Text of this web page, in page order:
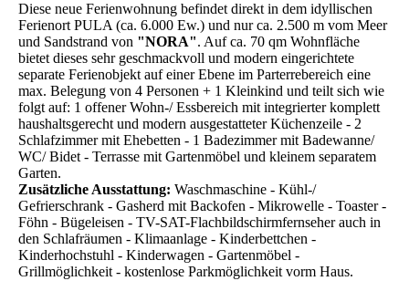
Diese neue Ferienwohnung befindet direkt in dem idyllischen
Ferienort PULA (ca. 6.000 Ew.) und nur ca. 2.500 m vom Meer
und Sandstrand von "NORA". Auf ca. 70 qm Wohnfläche
bietet dieses sehr geschmackvoll und modern eingerichtete
separate Ferienobjekt auf einer Ebene im Parterrebereich eine
max. Belegung von 4 Personen + 1 Kleinkind und teilt sich wie
folgt auf: 1 offener Wohn-/ Essbereich mit integrierter komplett
haushaltsgerecht und modern ausgestatteter Küchenzeile - 2
Schlafzimmer mit Ehebetten - 1 Badezimmer mit Badewanne/
WC/ Bidet - Terrasse mit Gartenmöbel und kleinem separatem
Garten.
Zusätzliche Ausstattung: Waschmaschine - Kühl-/
Gefrierschrank - Gasherd mit Backofen - Mikrowelle - Toaster -
Föhn - Bügeleisen - TV-SAT-Flachbildschirmfernseher auch in
den Schlafräumen - Klimaanlage - Kinderbettchen -
Kinderhochstuhl - Kinderwagen - Gartenmöbel -
Grillmöglichkeit - kostenlose Parkmöglichkeit vorm Haus.